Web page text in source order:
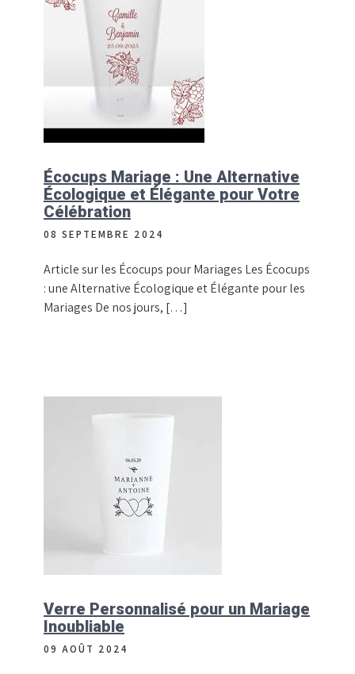
Écocups Mariage : Une Alternative
Écologique et Élégante pour Votre
Célébration
08 SEPTEMBRE 2024
Article sur les Écocups pour Mariages Les Écocups
: une Alternative Écologique et Élégante pour les
Mariages De nos jours, […]
Verre Personnalisé pour un Mariage
Inoubliable
09 AOÛT 2024